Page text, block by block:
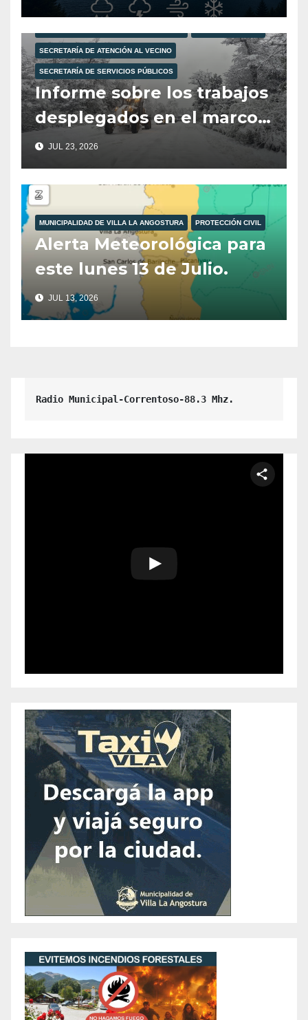
SECRETARÍA DE ATENCIÓN AL VECINO
SECRETARÍA DE SERVICIOS PÚBLICOS
Informe sobre los trabajos
desplegados en el marco
del Operativo Invierno.
JUL 23, 2026
MUNICIPALIDAD DE VILLA LA ANGOSTURA PROTECCIÓN CIVIL
Alerta Meteorológica para
este lunes 13 de Julio.
JUL 13, 2026
Radio Municipal-Correntoso-88.3 Mhz.